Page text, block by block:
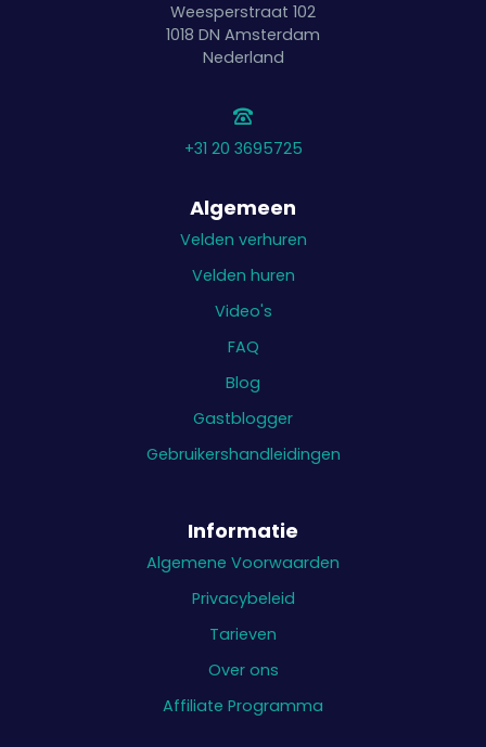
Weesperstraat 102
1018 DN Amsterdam
Nederland
+31 20 3695725
Algemeen
Velden verhuren
Velden huren
Video's
FAQ
Blog
Gastblogger
Gebruikershandleidingen
Informatie
Algemene Voorwaarden
Privacybeleid
Tarieven
Over ons
Affiliate Programma